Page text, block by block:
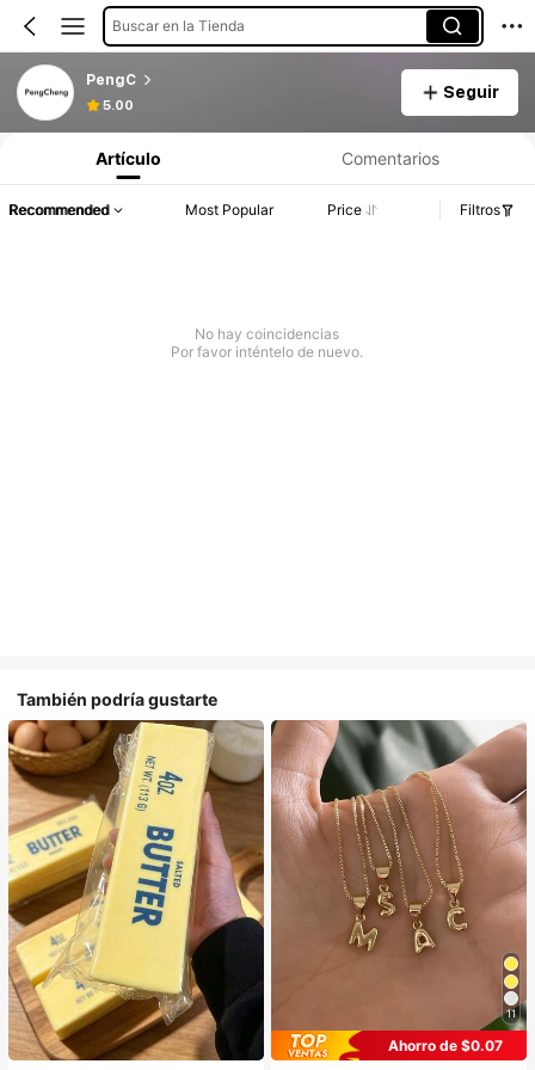
Buscar en la Tienda
PengC
5.00
Seguir
Artículo Comentarios
Recommended Most Popular Price Filtros
No hay coincidencias
Por favor inténtelo de nuevo.
También podría gustarte
11
Ahorro de $0.07